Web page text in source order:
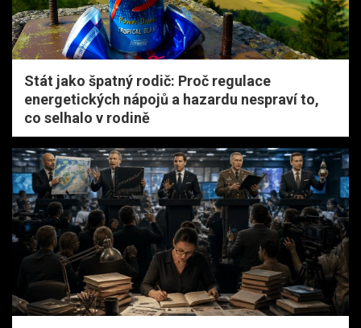
Stát jako špatný rodič: Proč regulace
energetických nápojů a hazardu nespraví to,
co selhalo v rodině